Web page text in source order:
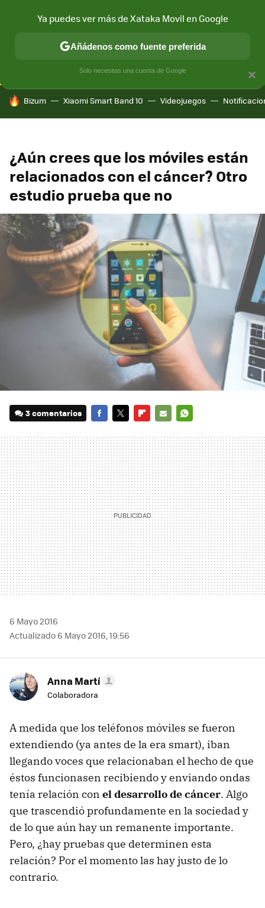
CONECTIVIDAD MÓVIL Y SOCIEDAD APLICACIONES
HOY SE HABLA DE
Bizum Xiaomi Smart Band 10 Videojuegos
¿Aún crees que los móviles están
relacionados con el cáncer? Otro
estudio prueba que no
3 comentarios
MAIL
6 Mayo 2016
Actualizado 6 Mayo 2016, 19:56
Anna Martí
Colaboradora
A medida que los teléfonos móviles se fueron
extendiendo (ya antes de la era smart), iban
llegando voces que relacionaban el hecho de que
éstos funcionasen recibiendo y enviando ondas
tenía relación con el desarrollo de cáncer. Algo
que trascendió profundamente en la sociedad y
de lo que aún hay un remanente importante.
Pero, ¿hay pruebas que determinen esta
relación? Por el momento las hay justo de lo
contrario.
×
Ya puedes ver más de Xataka Movil en Google
Añádenos como fuente preferida
Solo necesitas una cuenta de Google